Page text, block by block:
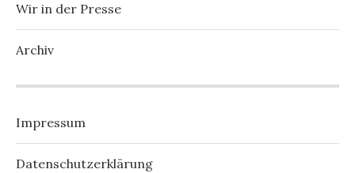
Wir in der Presse
Archiv
Impressum
Datenschutzerklärung